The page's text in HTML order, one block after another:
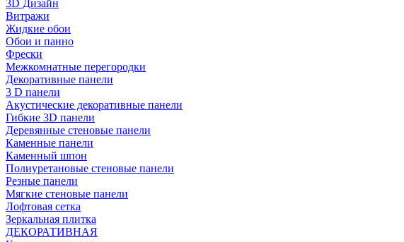
3D Дизайн
Витражи
Жидкие обои
Обои и панно
Фрески
Межкомнатные перегородки
Декоративные панели
3 D панели
Акустические декоративные панели
Гибкие 3D панели
Деревянные стеновые панели
Каменные панели
Каменный шпон
Полиуретановые стеновые панели
Резные панели
Мягкие стеновые панели
Лофтовая сетка
Зеркальная плитка
ДЕКОРАТИВНАЯ